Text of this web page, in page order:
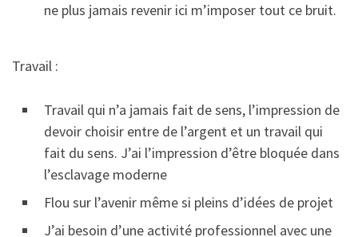
ne plus jamais revenir ici m’imposer tout ce bruit.
Travail :
Travail qui n’a jamais fait de sens, l’impression de
devoir choisir entre de l’argent et un travail qui
fait du sens. J’ai l’impression d’être bloquée dans
l’esclavage moderne
Flou sur l’avenir même si pleins d’idées de projet
J’ai besoin d’une activité professionnel avec une